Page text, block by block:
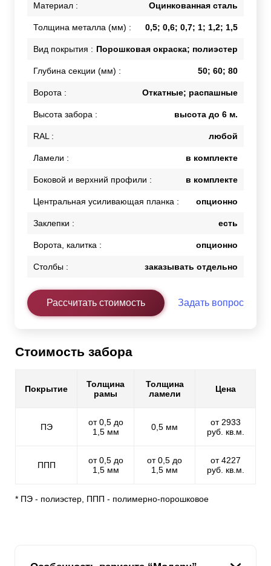
Материал : Оцинкованная сталь
Толщина металла (мм) : 0,5; 0,6; 0,7; 1; 1,2; 1,5
Вид покрытия : Порошковая окраска; полиэстер
Глубина секции (мм) : 50; 60; 80
Ворота : Откатные; распашные
Высота забора : высота до 6 м.
RAL : любой
Ламели : в комплекте
Боковой и верхний профили : в комплекте
Центральная усиливающая планка : опционно
Заклепки : есть
Ворота, калитка : опционно
Столбы : заказывать отдельно
Рассчитать стоимость Задать вопрос
Стоимость забора
Покрытие
Толщина
рамы
Толщина
ламели
Цена
ПЭ
от 0,5 до
1,5 мм
0,5 мм
от 2933
руб. кв.м.
ППП
от 0,5 до
1,5 мм
от 0,5 до
1,5 мм
от 4227
руб. кв.м.
* ПЭ - полиэстер, ППП - полимерно-порошковое